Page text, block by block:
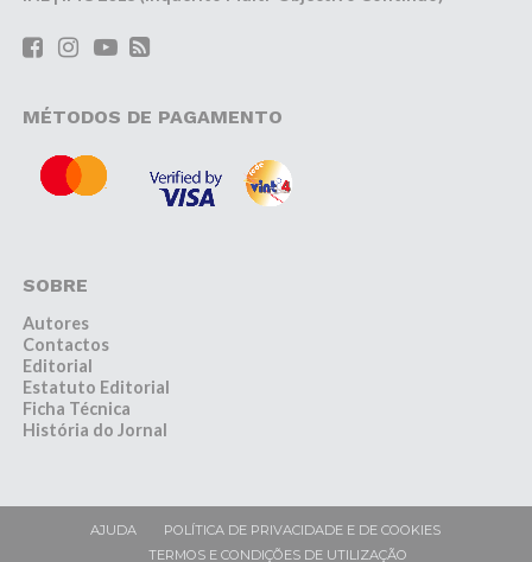
MÉTODOS DE PAGAMENTO
SOBRE
Autores
Contactos
Editorial
Estatuto Editorial
Ficha Técnica
História do Jornal
AJUDA
POLÍTICA DE PRIVACIDADE E DE COOKIES
TERMOS E CONDIÇÕES DE UTILIZAÇÃO